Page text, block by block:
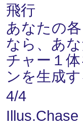
飛行
あなたの
なら、あ
チャー１
ンを生成
4/4